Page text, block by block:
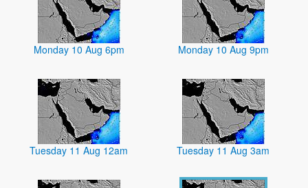
Monday 10 Aug 6pm Monday 10 Aug 9pm
Tuesday 11 Aug 12am Tuesday 11 Aug 3am